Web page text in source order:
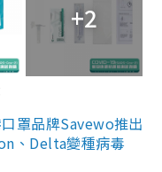
+2
罩品牌Savewo推出
、Delta變種病毒